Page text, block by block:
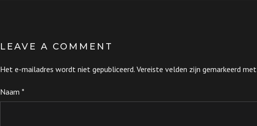
LEAVE A COMMENT
Het e-mailadres wordt niet gepubliceerd. Vereiste velden zijn gemarkeerd met
Naam *